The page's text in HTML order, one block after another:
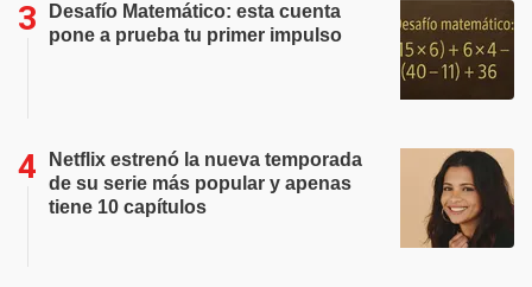
Desafío Matemático: esta cuenta
pone a prueba tu primer impulso
Netflix estrenó la nueva temporada
de su serie más popular y apenas
tiene 10 capítulos